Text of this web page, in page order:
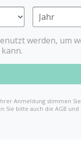
werden, um
Anmeldung stimmen
Sie bitte auch die AGB und